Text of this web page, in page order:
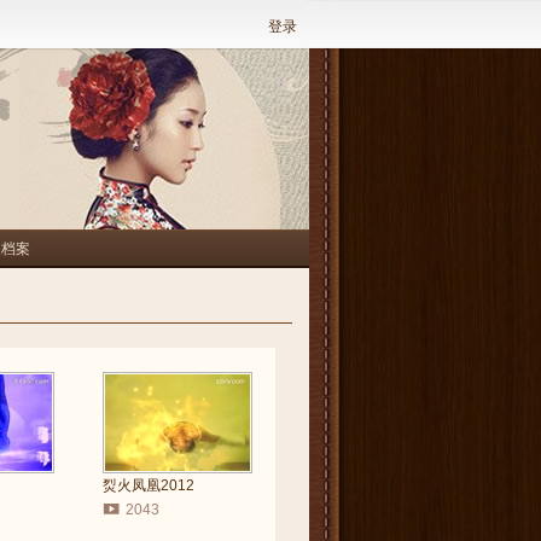
登录
案
烮火凤凰2012
2043